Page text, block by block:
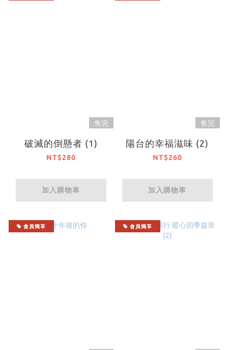
售完
破滅的倒懸者 (1)
NT$280
加入購物車
售完
陽台的幸福滋味 (2)
NT$260
加入購物車
會員獨享 會員獨享